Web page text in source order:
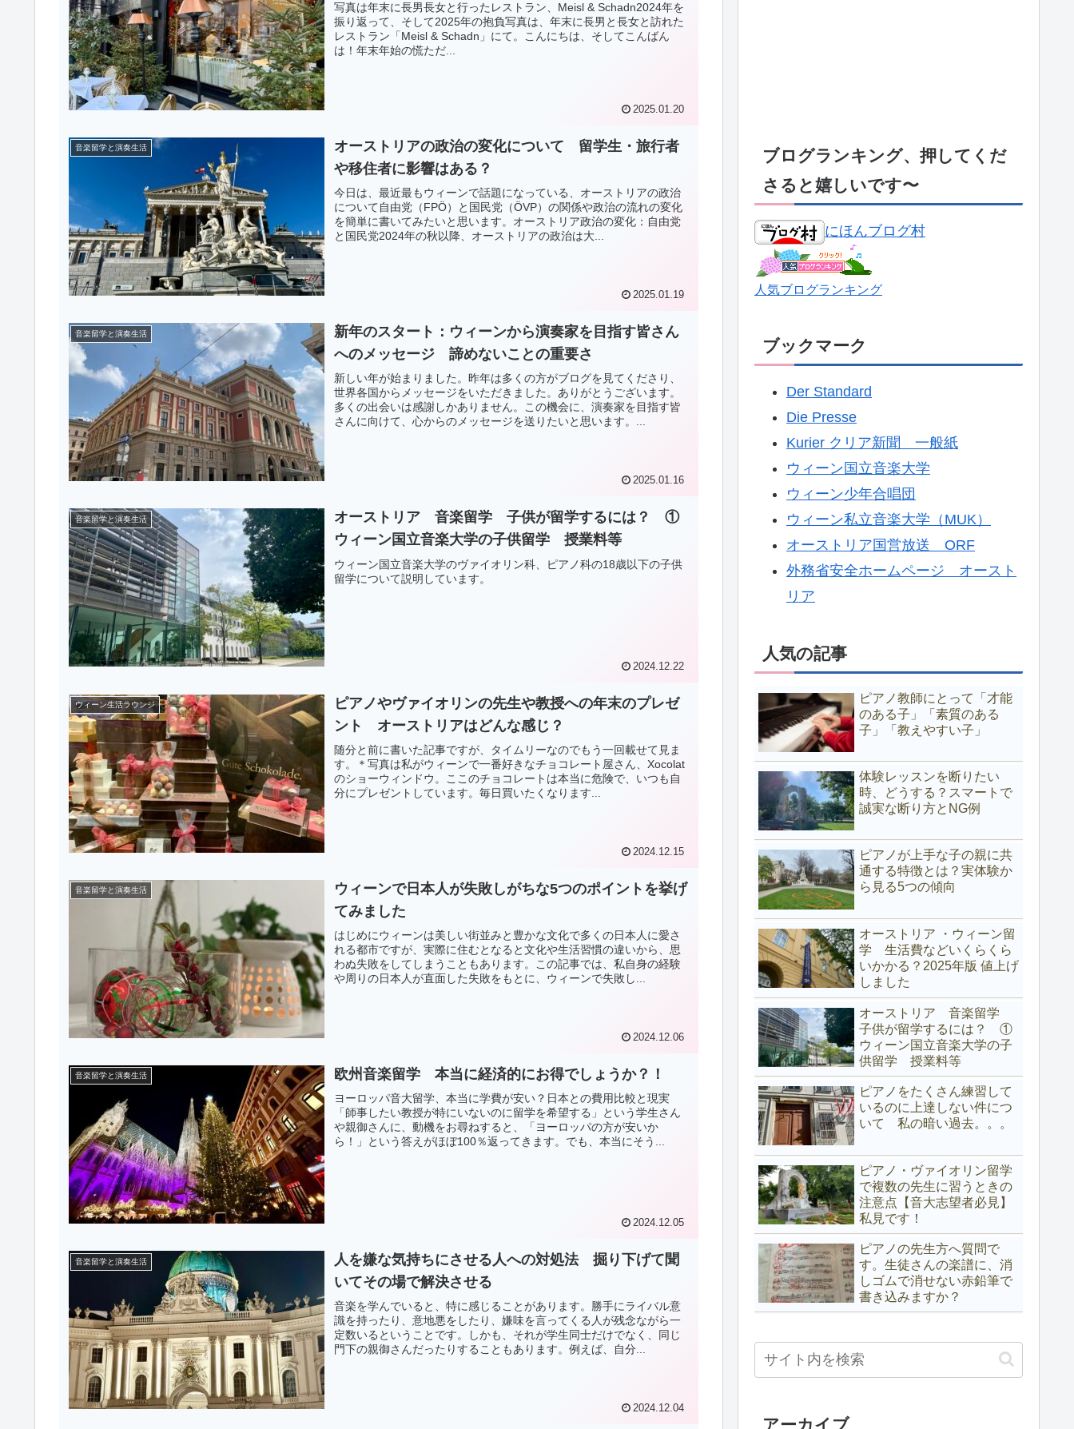
写真は年末に長男長女と行ったレストラン、Meisl & Schadn2024年を
振り返って、そして2025年の抱負写真は、年末に長男と長女と訪れた
レストラン「Meisl & Schadn」にて。こんにちは、そしてこんばん
は！年末年始の慌ただ...
2025.01.20
音楽留学と演奏生活
オーストリアの政治の変化について 留学生・旅行者
や移住者に影響はある？
今日は、最近最もウィーンで話題になっている、オーストリアの政治
について自由党（FPÖ）と国民党（ÖVP）の関係や政治の流れの変化
を簡単に書いてみたいと思います。オーストリア政治の変化：自由党
と国民党2024年の秋以降、オーストリアの政治は大...
2025.01.19
音楽留学と演奏生活
新年のスタート：ウィーンから演奏家を目指す皆さん
へのメッセージ 諦めないことの重要さ
新しい年が始まりました。昨年は多くの方がブログを見てくださり、
世界各国からメッセージをいただきました。ありがとうございます。
多くの出会いは感謝しかありません。この機会に、演奏家を目指す皆
さんに向けて、心からのメッセージを送りたいと思います。...
2025.01.16
音楽留学と演奏生活
オーストリア 音楽留学 子供が留学するには？ ①
ウィーン国立音楽大学の子供留学 授業料等
ウィーン国立音楽大学のヴァイオリン科、ピアノ科の18歳以下の子供
留学について説明しています。
2024.12.22
ウィーン生活ラウンジ
ピアノやヴァイオリンの先生や教授への年末のプレゼ
ント オーストリアはどんな感じ？
随分と前に書いた記事ですが、タイムリーなのでもう一回載せて見ま
す。＊写真は私がウィーンで一番好きなチョコレート屋さん、Xocolat
のショーウィンドウ。ここのチョコレートは本当に危険で、いつも自
分にプレゼントしています。毎日買いたくなります...
2024.12.15
音楽留学と演奏生活
ウィーンで日本人が失敗しがちな5つのポイントを挙げ
てみました
はじめにウィーンは美しい街並みと豊かな文化で多くの日本人に愛さ
れる都市ですが、実際に住むとなると文化や生活習慣の違いから、思
わぬ失敗をしてしまうこともあります。この記事では、私自身の経験
や周りの日本人が直面した失敗をもとに、ウィーンで失敗し...
2024.12.06
音楽留学と演奏生活 欧州音楽留学 本当に経済的にお得でしょうか？！
ヨーロッパ音大留学、本当に学費が安い？日本との費用比較と現実
「師事したい教授が特にいないのに留学を希望する」という学生さん
や親御さんに、動機をお尋ねすると、「ヨーロッパの方が安いか
ら！」という答えがほぼ100％返ってきます。でも、本当にそう...
2024.12.05
音楽留学と演奏生活
人を嫌な気持ちにさせる人への対処法 掘り下げて聞
いてその場で解決させる
音楽を学んでいると、特に感じることがあります。勝手にライバル意
識を持ったり、意地悪をしたり、嫌味を言ってくる人が残念ながら一
定数いるということです。しかも、それが学生同士だけでなく、同じ
門下の親御さんだったりすることもあります。例えば、自分...
2024.12.04
ブログランキング、押してくだ
さると嬉しいです〜
にほんブログ村
人気ブログランキング
ブックマーク
Der Standard
Die Presse
Kurier クリア新聞 一般紙
ウィーン国立音楽大学
ウィーン少年合唱団
ウィーン私立音楽大学（MUK）
オーストリア国営放送 ORF
外務省安全ホームページ オースト
リア
人気の記事
ピアノ教師にとって「才能
のある子」「素質のある
子」「教えやすい子」
体験レッスンを断りたい
時、どうする？スマートで
誠実な断り方とNG例
ピアノが上手な子の親に共
通する特徴とは？実体験か
ら見る5つの傾向
オーストリア ・ウィーン留
学 生活費などいくらくら
いかかる？2025年版 値上げ
しました
オーストリア 音楽留学
子供が留学するには？ ①
ウィーン国立音楽大学の子
供留学 授業料等
ピアノをたくさん練習して
いるのに上達しない件につ
いて 私の暗い過去。。。
ピアノ・ヴァイオリン留学
で複数の先生に習うときの
注意点【音大志望者必見】
私見です！
ピアノの先生方へ質問で
す。生徒さんの楽譜に、消
しゴムで消せない赤鉛筆で
書き込みますか？
アーカイブ